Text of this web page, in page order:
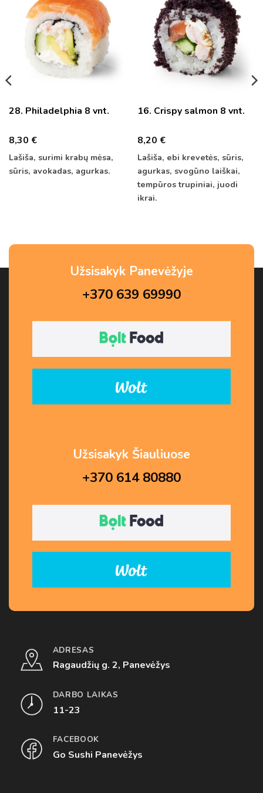
28. Philadelphia 8 vnt.
8,30 €
Lašiša, surimi krabų mėsa,
sūris, avokadas, agurkas.
16. Crispy salmon 8 vnt.
8,20 €
Lašiša, ebi krevetės, sūris,
agurkas, svogūno laiškai,
tempūros trupiniai, juodi
ikrai.
Užsisakyk Panevėžyje
+370 639 69990
Užsisakyk Šiauliuose
+370 614 80880
ADRESAS
Ragaudžių g. 2, Panevėžys
DARBO LAIKAS
11-23
FACEBOOK
Go Sushi Panevėžys